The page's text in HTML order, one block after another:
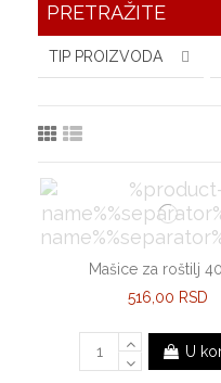
PRETRAŽITE
TIP PROIZVODA
Mašice za roštilj
516,00 RSD
U